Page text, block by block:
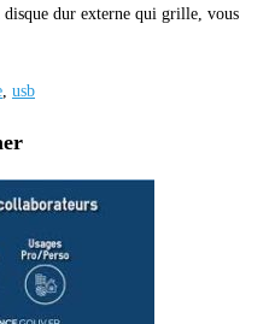
dur externe qui grille, vous
usb